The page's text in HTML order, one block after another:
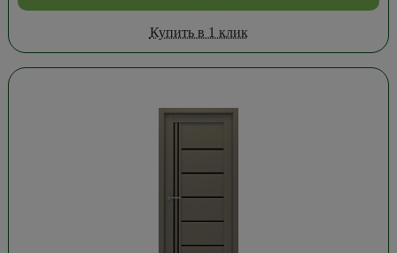
Купить в 1 клик